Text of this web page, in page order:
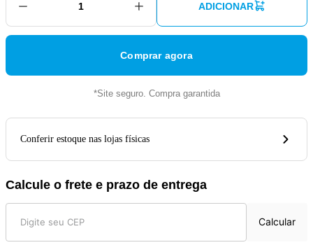
ADICIONAR
Comprar agora
*Site seguro. Compra garantida
Conferir estoque nas lojas físicas
Calcule o frete e prazo de entrega
Calcular